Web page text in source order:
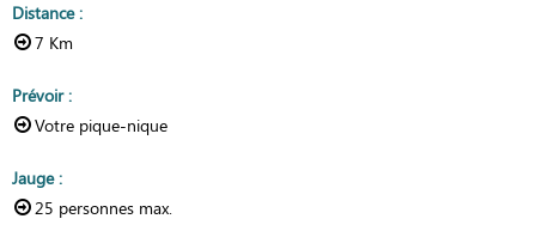
Distance:
7 Km
Prévoir:
Votre pique-nique
Jauge:
25 personnes max.